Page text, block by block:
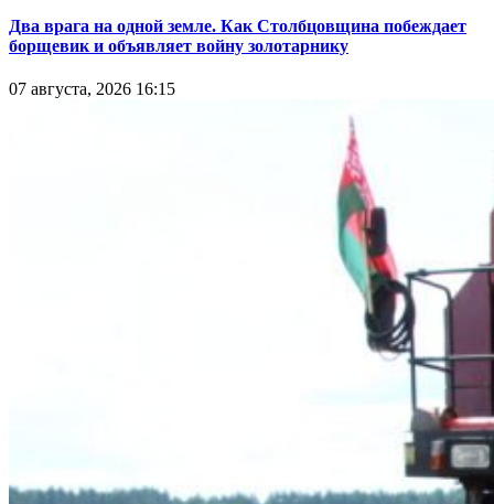
Два врага на одной земле. Как Столбцовщина побеждает
борщевик и объявляет войну золотарнику
07 августа, 2026 16:15